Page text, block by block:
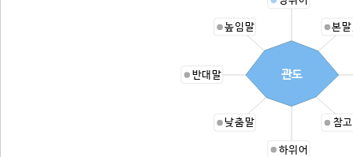
본
참
하위어
낮춤말
반대말
높임말
관도